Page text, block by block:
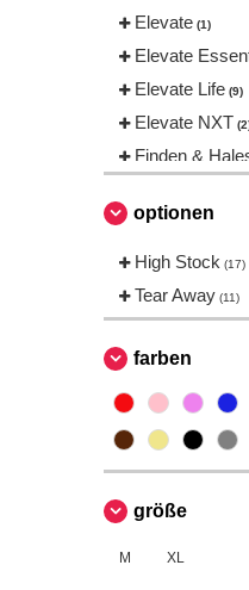
Elevate (1)
Elevate
Elevate Life (9)
Elevate NXT
Finden &
Henbury
Karlowsky (1)
Korntex (2)
Larkwood (1)
Neutral
Quadra (1)
Result
Spiro
VELILLA
optionen
High Stock (17)
Tear Away (11)
farben
größe
M XL